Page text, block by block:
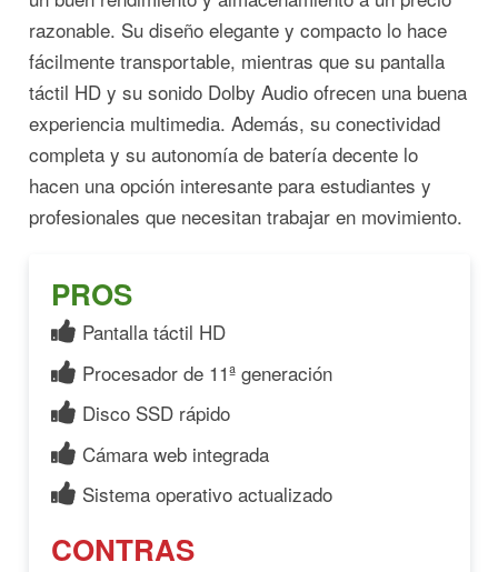
razonable. Su diseño elegante y compacto lo hace
fácilmente transportable, mientras que su pantalla
táctil HD y su sonido Dolby Audio ofrecen una buena
experiencia multimedia. Además, su conectividad
completa y su autonomía de batería decente lo
hacen una opción interesante para estudiantes y
profesionales que necesitan trabajar en movimiento.
PROS
Pantalla táctil HD
Procesador de 11ª generación
Disco SSD rápido
Cámara web integrada
Sistema operativo actualizado
CONTRAS